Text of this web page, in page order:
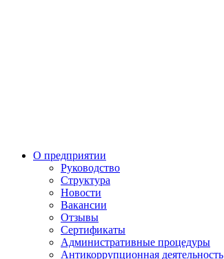
О предприятии
Руководство
Структура
Новости
Вакансии
Отзывы
Сертификаты
Административные процедуры
Антикоррупционная деятельность